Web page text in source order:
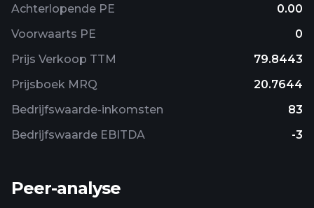
Achterlopende PE
0.00
Voorwaarts PE
0
Prijs Verkoop TTM
79.8443
Prijsboek MRQ
20.7644
Bedrijfswaarde-inkomsten
83
Bedrijfswaarde EBITDA
-3
Peer-analyse